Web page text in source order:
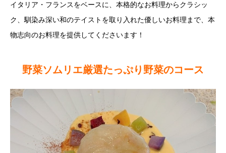
イタリア・フランスをベースに、本格的なお料理からクラシッ
ク、馴染み深い和のテイストを取り入れた優しいお料理まで、本
物志向のお料理を提供してくださいます！
野菜ソムリエ厳選たっぷり野菜のコース